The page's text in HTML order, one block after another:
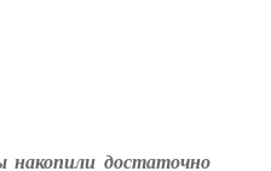
накопили достаточно